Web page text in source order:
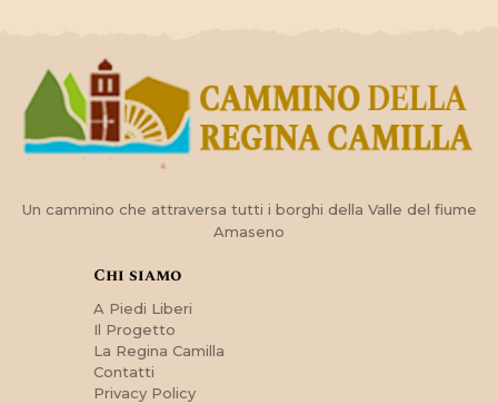
Un cammino che attraversa tutti i borghi della Valle del fiume
Amaseno
Chi siamo
A Piedi Liberi
Il Progetto
La Regina Camilla
Contatti
Privacy Policy